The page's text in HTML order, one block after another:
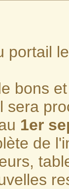
portail
bons
sera
1er
de